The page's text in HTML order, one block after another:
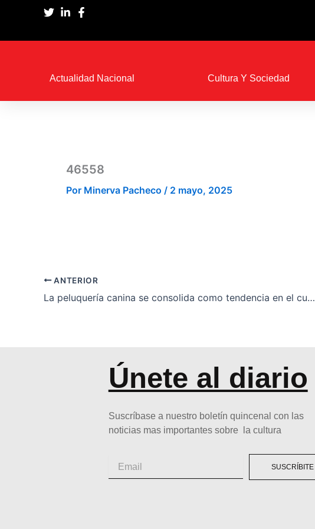
contenido
Actualidad Nacional Cultura Y Sociedad
46558
Por Minerva Pacheco / 2 mayo, 2025
ANTERIOR
La peluquería canina se consolida como tendencia en el cuidado de mascotas
Únete al diario
Suscríbase a nuestro boletín quincenal con las
noticias mas importantes sobre la cultura
SUSCRÍBITE